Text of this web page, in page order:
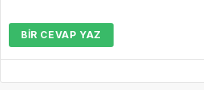
BIR CEVAP YAZ